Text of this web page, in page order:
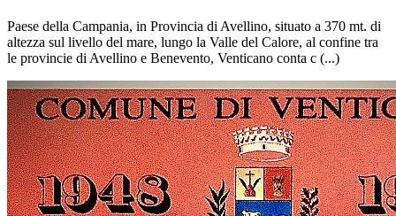
Paese della Campania, in Provincia di Avellino, situato a 370 mt. di
altezza sul livello del mare, lungo la Valle del Calore, al confine tra
le provincie di Avellino e Benevento, Venticano conta c (...)